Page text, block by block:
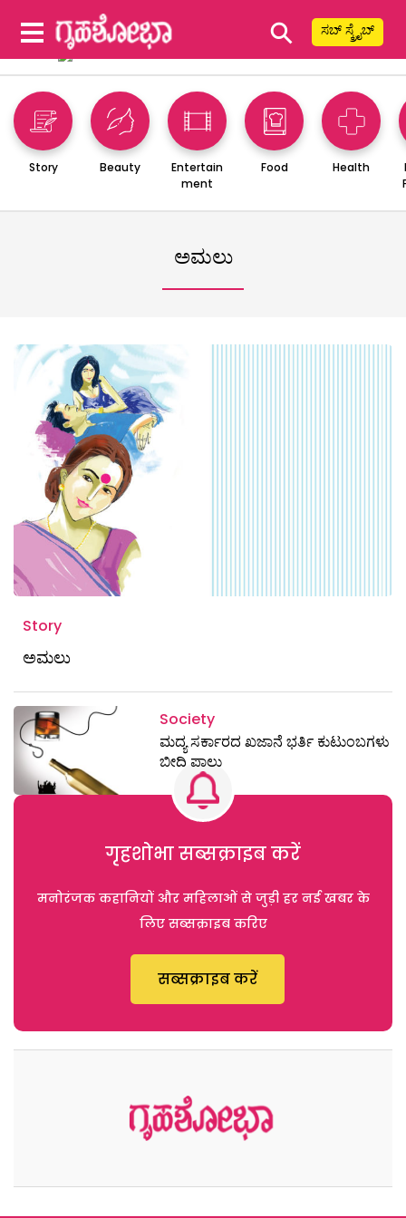
⚲ ಸಬ್ ಸ್ಕ್ರೈಬ್
Story Beauty
Entertain
ment
Food Health
ಅಮಲು
Story
ಅಮಲು
Society
ಮದ್ಯ ಸರ್ಕಾರದ ಖಜಾನೆ ಭರ್ತಿ ಕುಟುಂಬಗಳು
ಬೀದಿ ಪಾಲು
गृहशोभा सब्सक्राइब करें
मनोरंजक कहानियों और महिलाओं से जुड़ी हर नई खबर के
लिए सब्सक्राइब करिए
सब्सक्राइब करें